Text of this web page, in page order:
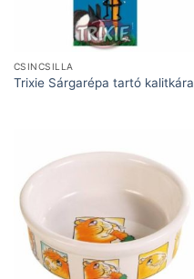
CSINCSILLA
Trixie Sárgarépa tartó kalitkára